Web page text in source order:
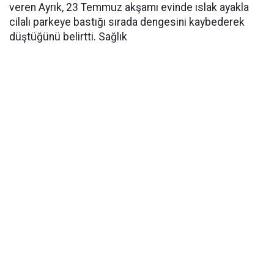
veren Ayrık, 23 Temmuz akşamı evinde ıslak ayakla
cilalı parkeye bastığı sırada dengesini kaybederek
düştüğünü belirtti. Sağlık